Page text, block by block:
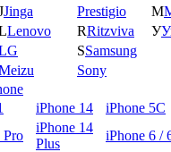
Jinga Prestigio М
Lenovo RRitzviva У
SSamsung
Sony
iPhone 14 iPhone 5C
Pro
iPhone 14
Plus
iPhone 6 /